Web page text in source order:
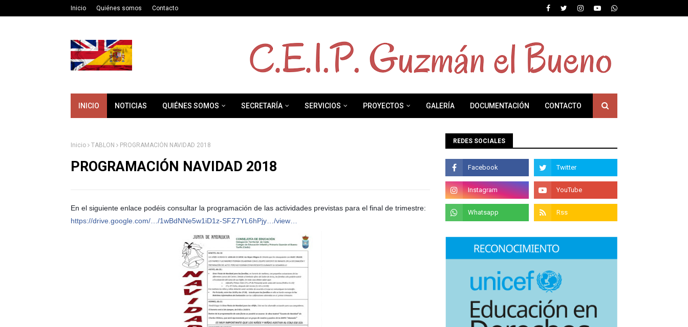
Inicio Quiénes somos Contacto
INICIO NOTICIAS QUIÉNES SOMOS SECRETARÍA SERVICIOS PROYECTOS GALERÍA DOCUMENTACIÓN CONTACTO
Inicio TABLON PROGRAMACIÓN NAVIDAD 2018
PROGRAMACIÓN NAVIDAD 2018
En el siguiente enlace podéis consultar la programación de las actividades previstas para el final de trimestre:
https://drive.google.com/…/1wBdNNe5w1iD1z-SFZ7YL6hPjy…/view…
REDES SOCIALES